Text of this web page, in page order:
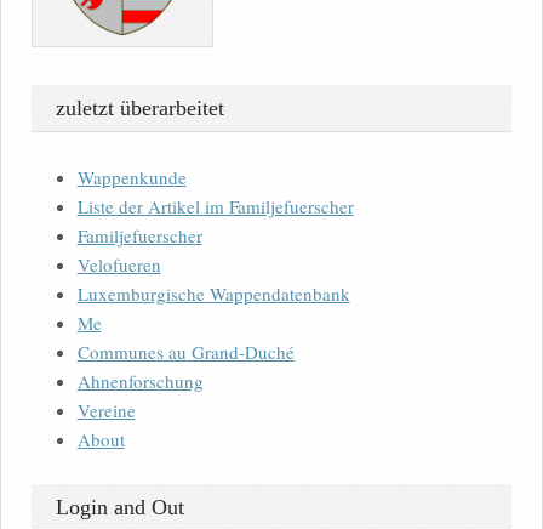
zuletzt überarbeitet
Wappenkunde
Liste der Artikel im Familjefuerscher
Familjefuerscher
Velofueren
Luxemburgische Wappendatenbank
Me
Communes au Grand-Duché
Ahnenforschung
Vereine
About
Login and Out